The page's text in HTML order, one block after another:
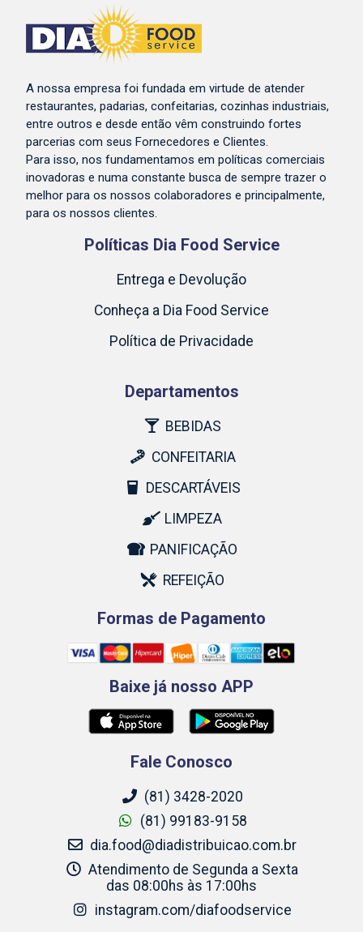
A nossa empresa foi fundada em virtude de atender
restaurantes, padarias, confeitarias, cozinhas industriais,
entre outros e desde então vêm construindo fortes
parcerias com seus Fornecedores e Clientes.
Para isso, nos fundamentamos em políticas comerciais
inovadoras e numa constante busca de sempre trazer o
melhor para os nossos colaboradores e principalmente,
para os nossos clientes.
Políticas Dia Food Service
Entrega e Devolução
Conheça a Dia Food Service
Política de Privacidade
Departamentos
BEBIDAS
CONFEITARIA
DESCARTÁVEIS
LIMPEZA
PANIFICAÇÃO
REFEIÇÃO
Formas de Pagamento
Baixe já nosso APP
Fale Conosco
(81) 3428-2020
(81) 99183-9158
dia.food@diadistribuicao.com.br
Atendimento de Segunda a Sexta
das 08:00hs às 17:00hs
instagram.com/diafoodservice